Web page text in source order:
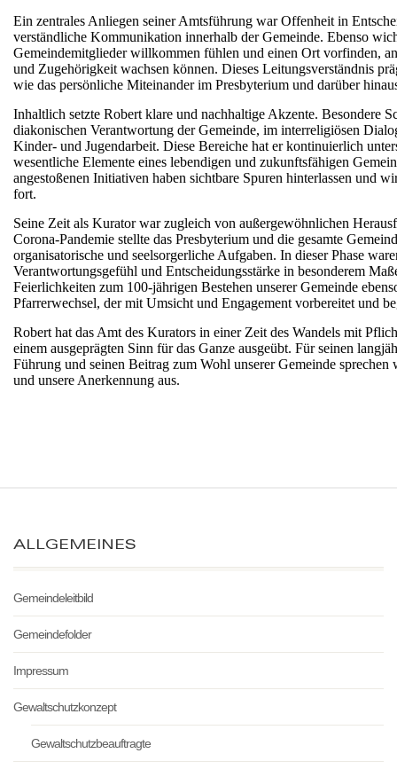
Ein zentrales Anliegen seiner Amtsführung war Offenheit in
verständliche Kommunikation innerhalb der Gemeinde. Ebenso
Gemeindemitglieder willkommen fühlen und einen Ort vorfinden,
und Zugehörigkeit wachsen können. Dieses Leitungsverständnis
wie das persönliche Miteinander im Presbyterium und darüber
Inhaltlich setzte Robert klare und nachhaltige Akzente. Besondere
diakonischen Verantwortung der Gemeinde, im interreligiösen
Kinder- und Jugendarbeit. Diese Bereiche hat er kontinuierlich
wesentliche Elemente eines lebendigen und zukunftsfähigen
angestoßenen Initiativen haben sichtbare Spuren hinterlassen und
fort.
Seine Zeit als Kurator war zugleich von außergewöhnlichen
Corona-Pandemie stellte das Presbyterium und die gesamte
organisatorische und seelsorgerliche Aufgaben. In dieser Phase
Verantwortungsgefühl und Entscheidungsstärke in besonderem
Feierlichkeiten zum 100-jährigen Bestehen unserer Gemeinde
Pfarrerwechsel, der mit Umsicht und Engagement vorbereitet und
Robert hat das Amt des Kurators in einer Zeit des Wandels mit
einem ausgeprägten Sinn für das Ganze ausgeübt. Für seinen
Führung und seinen Beitrag zum Wohl unserer Gemeinde
und unsere Anerkennung aus.
ALLGEMEINES
Gemeindeleitbild
Gemeindefolder
Impressum
Gewaltschutzkonzept
Gewaltschutzbeauftragte